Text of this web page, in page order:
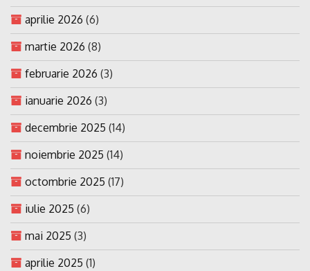
aprilie 2026 (6)
martie 2026 (8)
februarie 2026 (3)
ianuarie 2026 (3)
decembrie 2025 (14)
noiembrie 2025 (14)
octombrie 2025 (17)
iulie 2025 (6)
mai 2025 (3)
aprilie 2025 (1)